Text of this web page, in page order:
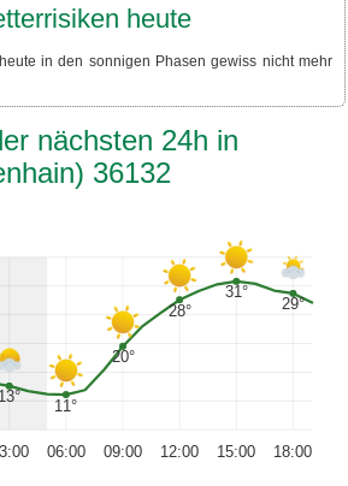
heute
in den sonnigen Phasen gewiss nicht mehr
nächsten 24h in
36132
13° 11°
20°
28°
31°
29°
06:00 09:00 12:00 15:00 18:00